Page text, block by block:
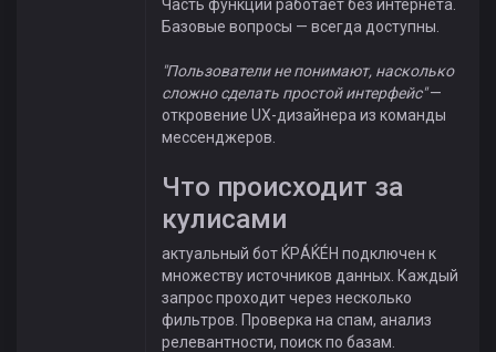
Часть функций работает без интернета.
Базовые вопросы — всегда доступны.
"Пользователи не понимают, насколько
сложно сделать простой интерфейс"—
откровение UX-дизайнера из команды
мессенджеров.
Что происходит за
кулисами
актуальный бот ЌРÁЌÉH подключен к
множеству источников данных. Каждый
запрос проходит через несколько
фильтров. Проверка на спам, анализ
релевантности, поиск по базам.